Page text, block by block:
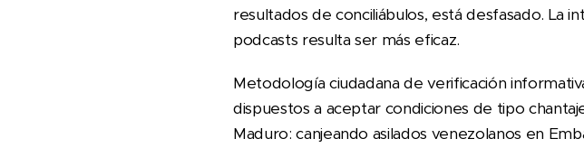
resultados de conciliábulos, está desfasado. La
podcasts resulta ser más eficaz.
Metodología ciudadana de verificación
dispuestos a aceptar condiciones de tipo
Maduro: canjeando asilados venezolanos en